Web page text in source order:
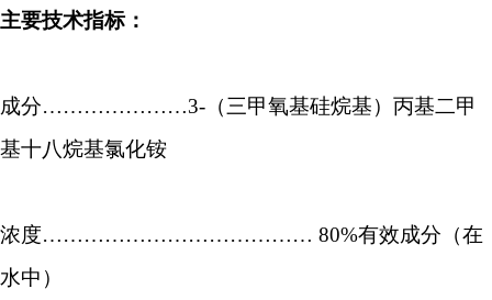
主要技术指标：
成分…………………3-（三甲氧基硅烷基）丙基二甲
基十八烷基氯化铵
浓度………………………………… 80%有效成分（在
水中）